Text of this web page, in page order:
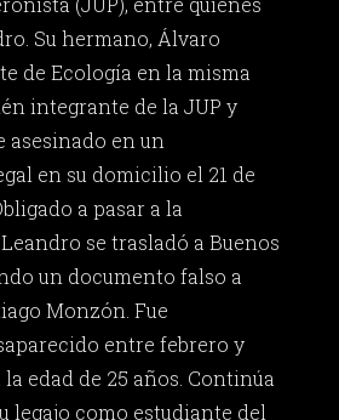
Su hermano, Álvaro
de Ecología en la misma
integrante de la JUP y
asesinado en un
en su domicilio el 21 de
a pasar a la
se trasladó a Buenos
un documento falso a
Monzón. Fue
entre febrero y
la edad de 25 años. Continúa
legajo como estudiante del